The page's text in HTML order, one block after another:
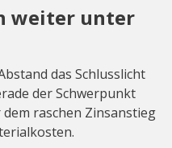
weiter unter
das Schlusslicht
der Schwerpunkt
raschen Zinsanstieg